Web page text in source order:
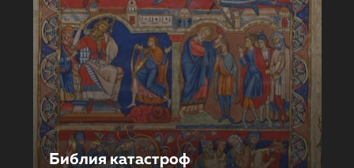
Библия катастроф